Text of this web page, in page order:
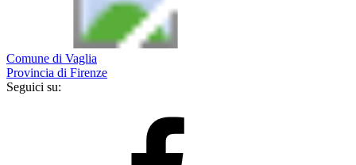
Comune di Vaglia
Provincia di Firenze
Seguici su: